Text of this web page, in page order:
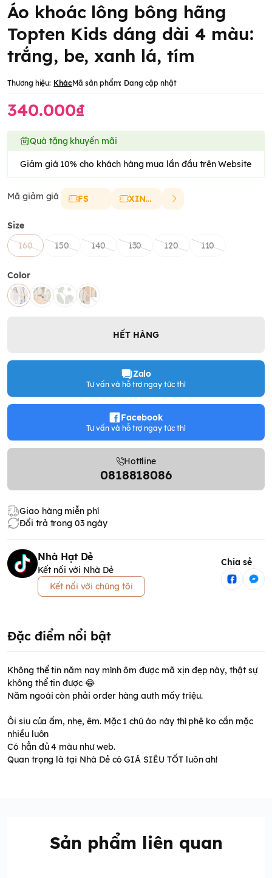
Áo khoác lông bông hãng
Topten Kids dáng dài 4 màu:
trắng, be, xanh lá, tím
Thương hiệu: KhácMã sản phẩm: Đang cập nhật
340.000₫
Quà tặng khuyến mãi
Giảm giá 10% cho khách hàng mua lần đầu trên Website
Mã giảm giá FS XINCHAO
Size
160
150 140 130 120 110
Color
HẾT HÀNG
Zalo
Tư vấn và hỗ trợ ngay tức thì
Facebook
Tư vấn và hỗ trợ ngay tức thì
Hottline
0818818086
Giao hàng miễn phí
Đổi trả trong 03 ngày
Nhà Hạt Dẻ
Kết nối với Nhà Dẻ
Kết nối với chúng tôi
Chia sẻ
Đặc điểm nổi bật
Không thể tin năm nay mình ôm được mã xịn đẹp này, thật sự
không thể tin được 😂
Năm ngoái còn phải order hàng auth mấy triệu.
Ôi siu của ấm, nhẹ, êm. Mặc 1 chú áo này thì phê ko cần mặc
nhiều luôn
Có hẳn đủ 4 màu như web.
Quan trọng là tại Nhà Dẻ có GIÁ SIÊU TỐT luôn ah!
Sản phẩm liên quan